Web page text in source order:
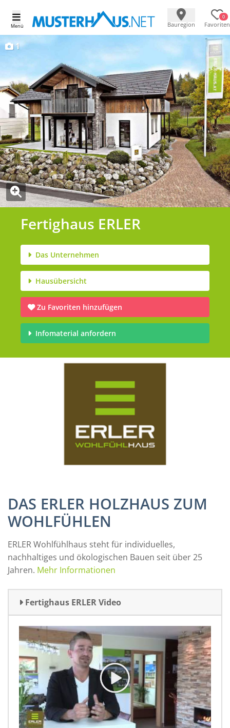
Menü Bauregion
0
Favoriten
1
Fertighaus ERLER
Das Unternehmen
Hausübersicht
Zu Favoriten hinzufügen
Infomaterial anfordern
DAS ERLER HOLZHAUS ZUM
WOHLFÜHLEN
ERLER Wohlfühlhaus steht für individuelles,
nachhaltiges und ökologischen Bauen seit über 25
Jahren. Mehr Informationen
Fertighaus ERLER Video